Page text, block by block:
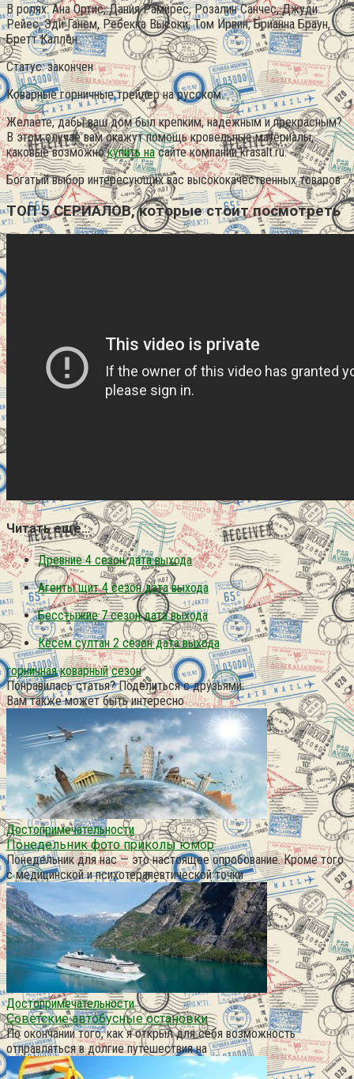
В ролях: Ана Ортис, Дания Рамирес, Розалин Санчес, Джуди
Рейес, Эди Ганем, Ребекка Высоки, Том Ирвин, Брианна Браун,
Бретт Каллен
Статус: закончен
Коварные горничные трейлер на русском
Желаете, дабы ваш дом был крепким, надёжным и прекрасным?
В этом случае вам окажут помощь кровельные материалы,
каковые возможнокупить насайте компании krasalt.ru.
Богатый выбор интересующих вас высококачественных товаров .
ТОП 5 СЕРИАЛОВ, которые стоит посмотреть
Читать еще…
Древние 4 сезон дата выхода
Агенты щит 4 сезон дата выхода
Бесстыжие 7 сезон дата выхода
Кёсем султан 2 сезон дата выхода
горничная коварный сезон
Понравилась статья? Поделиться с друзьями:
Вам также может быть интересно
Достопримечательности
Понедельник фото приколы юмор
Понедельник для нас — это настоящее опробование. Кроме того
с медицинской и психотерапевтической точки
Достопримечательности
Советские автобусные остановки
По окончании того, как я открыл для себя возможность
отправляться в долгие путешествия на